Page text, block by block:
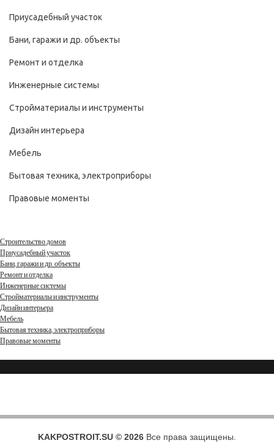
Приусадебный участок
Бани, гаражи и др. объекты
Ремонт и отделка
Инженерные системы
Стройматериалы и инструменты
Дизайн интерьера
Мебель
Бытовая техника, электроприборы
Правовые моменты
KAKPOSTROIT.SU © 2026 Все права защищены.
Строительство домов
Приусадебный участок
Бани, гаражи и др. объекты
Ремонт и отделка
Инженерные системы
Стройматериалы и инструменты
Дизайн интерьера
Мебель
Бытовая техника, электроприборы
Правовые моменты